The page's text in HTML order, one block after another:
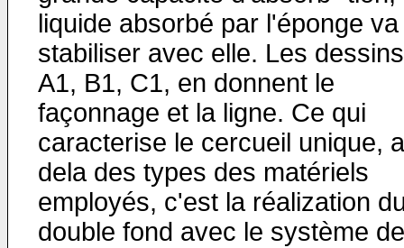
liquide absorbé par l'éponge
stabiliser avec elle. Les dessins
A1, B1, C1, en donnent le
façonnage et la ligne. Ce qui
caracterise le cercueil unique,
dela des types des matériels
employés, c'est la réalization
double fond avec le système de